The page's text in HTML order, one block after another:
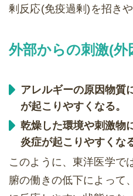
剰反応(免疫過剰)を招き
外部からの刺激(外
アレルギーの原因物質
が起こりやすくなる。
乾燥した環境や刺激物
炎症が起こりやすくな
このように、東洋医学で
腑の働きの低下によって